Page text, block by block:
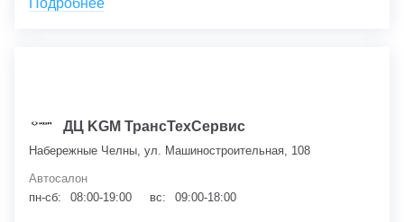
Подробнее
ДЦ KGM ТрансТехСервис
Набережные Челны, ул. Машиностроительная, 108
Автосалон
пн-сб:
08:00-19:00 вс: 09:00-18:00